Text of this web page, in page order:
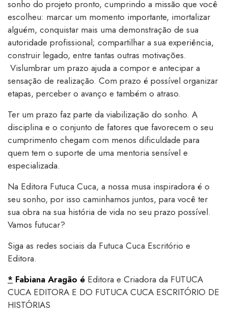
sonho do projeto pronto, cumprindo a missão que você
escolheu: marcar um momento importante, imortalizar
alguém, conquistar mais uma demonstração de sua
autoridade profissional; compartilhar a sua experiência,
construir legado, entre tantas outras motivações.
Vislumbrar um prazo ajuda a compor e antecipar a
sensação de realização. Com prazo é possível organizar
etapas, perceber o avanço e também o atraso.
Ter um prazo faz parte da viabilização do sonho. A
disciplina e o conjunto de fatores que favorecem o seu
cumprimento chegam com menos dificuldade para
quem tem o suporte de uma mentoria sensível e
especializada.
Na Editora Futuca Cuca, a nossa musa inspiradora é o
seu sonho, por isso caminhamos juntos, para você ter
sua obra na sua história de vida no seu prazo possível.
Vamos futucar?
Siga as redes sociais da Futuca Cuca Escritório e
Editora.
* Fabiana Aragão é Editora e Criadora da FUTUCA
CUCA EDITORA E DO FUTUCA CUCA ESCRITÓRIO DE
HISTÓRIAS